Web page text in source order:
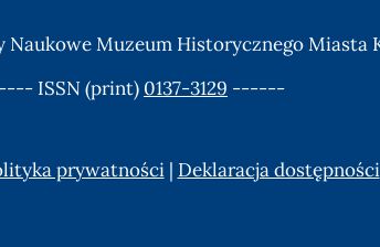
Naukowe Muzeum Historycznego Miasta
ISSN (print) 0137-3129 ------
prywatności| Deklaracja dostępności